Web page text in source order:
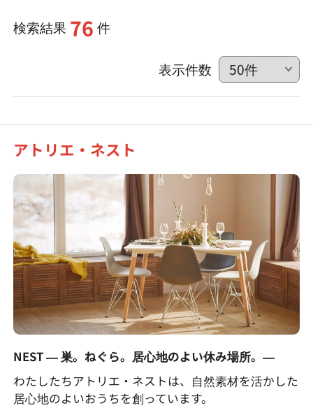
検索結果 76 件
表示件数
アトリエ・ネスト
NEST ― 巣。ねぐら。居心地のよい休み場所。―
わたしたちアトリエ・ネストは、自然素材を活かした
居心地のよいおうちを創っています。